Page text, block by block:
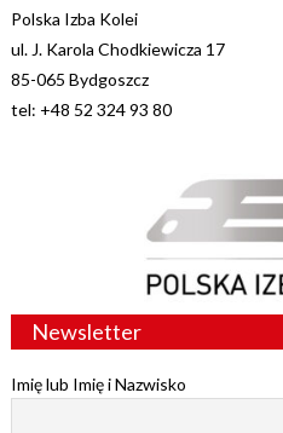
Polska Izba Kolei
ul. J. Karola Chodkiewicza 17
85-065 Bydgoszcz
tel: +48 52 324 93 80
Newsletter
Imię lub Imię i Nazwisko